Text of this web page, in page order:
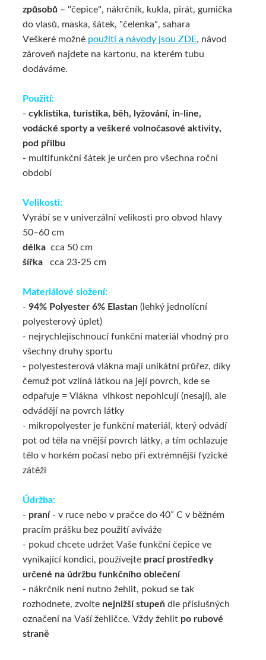
způsobů – "čepice", nákrčník, kukla, pirát, gumička
do vlasů, maska, šátek, "čelenka", sahara
Veškeré možné použití a návody jsou ZDE návod
zároveň najdete na kartonu, na kterém tubu
dodáváme.
Použití:
- cyklistika, turistika, běh, lyžování, in-line,
vodácké sporty a veškeré volnočasové aktivity,
pod přilbu
- multifunkční šátek je určen pro všechna roční
období
Velikosti:
Vyrábí se v univerzální velikosti pro obvod hlavy
50–60 cm
délka cca 50 cm
šířka
cca 23-25 cm
Materiálové složení:
-94% Polyester 6% Elastan (lehký jednolícní
polyesterový úplet)
- nejrychlejischnoucí funkční materiál vhodný pro
všechny druhy sportu
- polyestesterová vlákna mají unikátní průřez, díky
čemuž pot vzlíná látkou na její povrch, kde se
odpařuje = Vlákna vlhkost nepohlcují (nesají), ale
odvádějí na povrch látky
- mikropolyester je funkční materiál, který odvádí
pot od těla na vnější povrch látky, a tím ochlazuje
tělo v horkém počasí nebo při extrémnější fyzické
zátěži
Údržba:
- praní- v ruce nebo v pračce do 40° C v běžném
pracím prášku bez použití aviváže
- pokud chcete udržet Vaše funkční čepice ve
vynikající kondici, používejte prací prostředky
určené na údržbu funkčního oblečení
- nákrčník není nutno žehlit, pokud se tak
rozhodnete, zvolte nejnižší stupeň dle příslušných
označení na Vaší žehličce. Vždy žehlit po rubové
straně